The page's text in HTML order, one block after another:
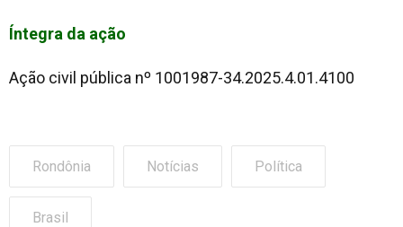
Íntegra da ação
Ação civil pública nº 1001987-34.2025.4.01.4100
Rondônia Notícias Política
Brasil